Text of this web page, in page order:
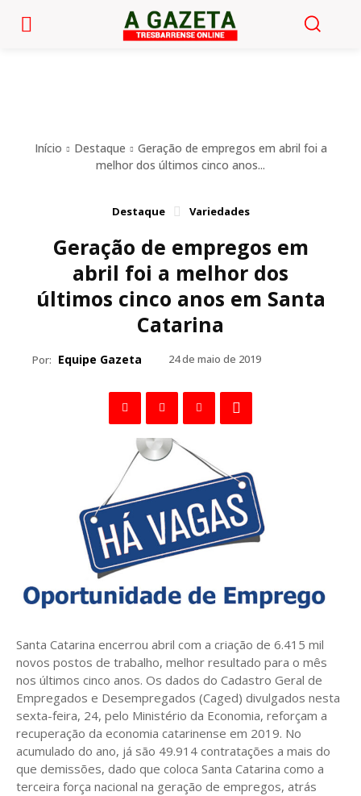
Início Destaque
Geração de empregos em abril foi a
melhor dos últimos cinco anos...
Destaque Variedades
Geração de empregos em
abril foi a melhor dos
últimos cinco anos em Santa
Catarina
Por: Equipe Gazeta 24 de maio de 2019
Santa Catarina encerrou abril com a criação de 6.415 mil
novos postos de trabalho, melhor resultado para o mês
nos últimos cinco anos. Os dados do Cadastro Geral de
Empregados e Desempregados (Caged) divulgados nesta
sexta-feira, 24, pelo Ministério da Economia, reforçam a
recuperação da economia catarinense em 2019. No
acumulado do ano, já são 49.914 contratações a mais do
que demissões, dado que coloca Santa Catarina como a
terceira força nacional na geração de empregos, atrás